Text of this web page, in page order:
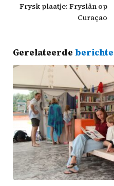
Frysk plaatje: Fryslân op
Curaçao
Gerelateerde